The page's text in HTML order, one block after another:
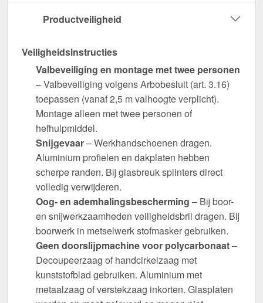
Productveiligheid
Veiligheidsinstructies
Valbeveiliging en montage met twee personen
– Valbeveiliging volgens Arbobesluit (art. 3.16)
toepassen (vanaf 2,5 m valhoogte verplicht).
Montage alleen met twee personen of
hefhulpmiddel.
Snijgevaar– Werkhandschoenen dragen.
Aluminium profielen en dakplaten hebben
scherpe randen. Bij glasbreuk splinters direct
volledig verwijderen.
Oog- en ademhalingsbescherming – Bij boor-
en snijwerkzaamheden veiligheidsbril dragen. Bij
boorwerk in metselwerk stofmasker gebruiken.
Geen doorslijpmachine voor polycarbonaat–
Decoupeerzaag of handcirkelzaag met
kunststofblad gebruiken. Aluminium met
metaalzaag of verstekzaag inkorten. Glasplaten